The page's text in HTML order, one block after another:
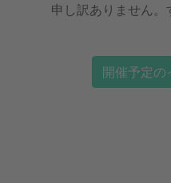
申し訳ありません。
開催予定の